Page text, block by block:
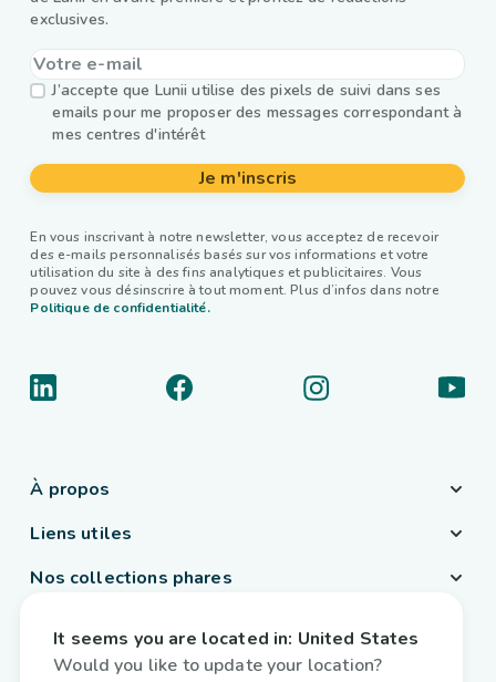
exclusives.
J’accepte que Lunii utilise des pixels de suivi dans ses
emails pour me proposer des messages correspondant à
mes centres d'intérêt
Je m'inscris
En vous inscrivant à notre newsletter, vous acceptez de recevoir
des e-mails personnalisés basés sur vos informations et votre
utilisation du site à des fins analytiques et publicitaires. Vous
pouvez vous désinscrire à tout moment. Plus d’infos dans notre
Politique de confidentialité.
À propos
Liens utiles
Nos collections phares
France / Français
It seems you are located in: United States
Would you like to update your location?